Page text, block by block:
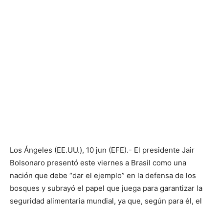
Los Ángeles (EE.UU.), 10 jun (EFE).- El presidente Jair
Bolsonaro presentó este viernes a Brasil como una
nación que debe “dar el ejemplo” en la defensa de los
bosques y subrayó el papel que juega para garantizar la
seguridad alimentaria mundial, ya que, según para él, el